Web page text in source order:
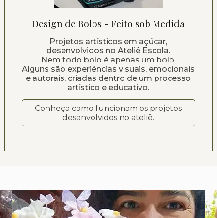
Design de Bolos - Feito sob Medida
Projetos artísticos em açúcar,
desenvolvidos no Ateliê Escola.
Nem todo bolo é apenas um bolo.
Alguns são experiências visuais, emocionais
e autorais, criadas dentro de um processo
artístico e educativo.
Conheça como funcionam os projetos
desenvolvidos no ateliê.